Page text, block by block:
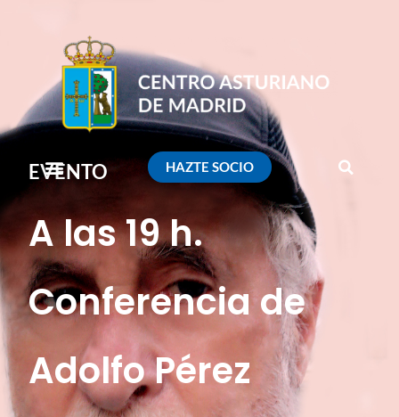
HAZTE SOCIO
EVENTO
A las 19 h.
Conferencia de
Adolfo Pérez